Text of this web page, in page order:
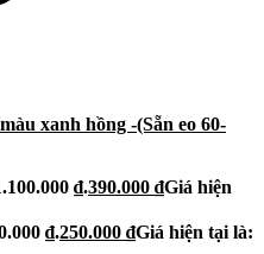
xanh hồng -(Sẵn eo 60-
₫.390.000 ₫Giá hiện
₫.250.000 ₫Giá hiện tại là: